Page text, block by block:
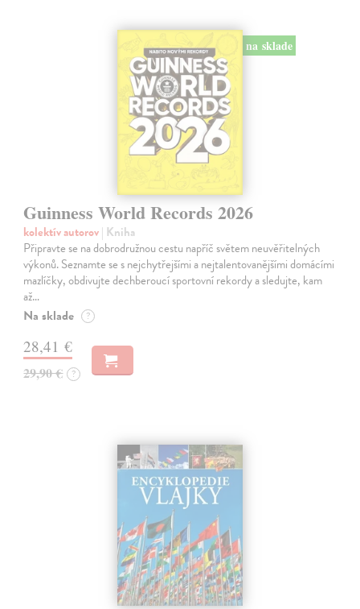
na sklade
Guinness World Records 2026
kolektív autorov| Kniha
Připravte se na dobrodružnou cestu napříč světem neuvěřitelných
výkonů. Seznamte se s nejchytřejšími a nejtalentovanějšími domácími
mazlíčky, obdivujte dechberoucí sportovní rekordy a sledujte, kam
až…
Na sklade ?
28,41 €
29,90 € ?